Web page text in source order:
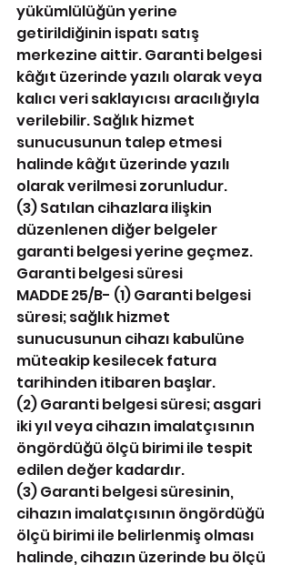
yükümlülüğün yerine
getirildiğinin ispatı satış
merkezine aittir. Garanti belgesi
kâğıt üzerinde yazılı olarak veya
kalıcı veri saklayıcısı aracılığıyla
verilebilir. Sağlık hizmet
sunucusunun talep etmesi
halinde kâğıt üzerinde yazılı
olarak verilmesi zorunludur.
(3) Satılan cihazlara ilişkin
düzenlenen diğer belgeler
garanti belgesi yerine geçmez.
Garanti belgesi süresi
MADDE 25/B- (1) Garanti belgesi
süresi; sağlık hizmet
sunucusunun cihazı kabulüne
müteakip kesilecek fatura
tarihinden itibaren başlar.
(2) Garanti belgesi süresi; asgari
iki yıl veya cihazın imalatçısının
öngördüğü ölçü birimi ile tespit
edilen değer kadardır.
(3) Garanti belgesi süresinin,
cihazın imalatçısının öngördüğü
ölçü birimi ile belirlenmiş olması
halinde, cihazın üzerinde bu ölçü